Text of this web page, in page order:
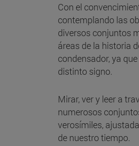
Con el
contemplando las
diversos conjuntos
áreas de la historia
condensador, ya
distinto signo.
Mirar, ver y leer a
numerosos
verosímiles,
de nuestro tiempo.